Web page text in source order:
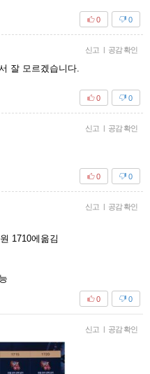
0
0
신고 | 공감 확인
잘 모르겠습니다.
0
0
신고 | 공감 확인
0
0
신고 | 공감 확인
1710에옮김
0
0
신고 | 공감 확인